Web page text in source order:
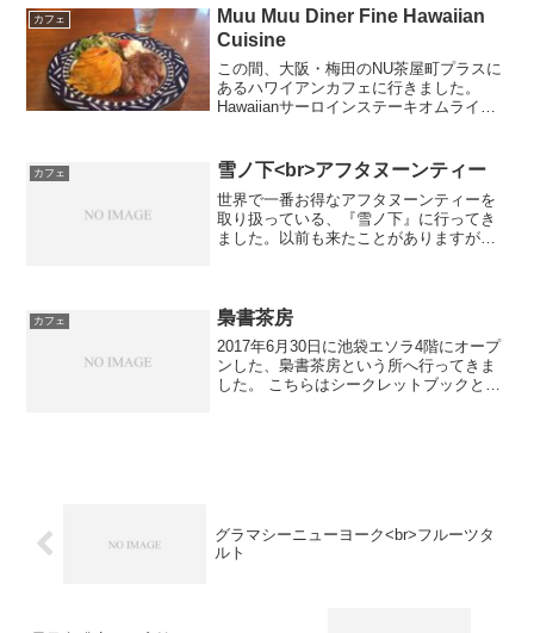
ーキ宮崎県特産の柑橘類を使ったケーキ
です。日向夏は果肉部分...
カフェ
Muu Muu Diner Fine Hawaiian
Cuisine
この間、大阪・梅田のNU茶屋町プラスに
あるハワイアンカフェに行きました。
Hawaiianサーロインステーキオムライス
とろみのあるソースとの相性が良かった
です。チョ...
カフェ 雪ノ下<br>アフタヌーンティー
世界で一番お得なアフタヌーンティーを
取り扱っている、『雪ノ下』に行ってき
ました。以前も来たことがありますが、
っていました。マス...
カフェ 梟書茶房
2017年6月30日に池袋エソラ4階にオープ
ンした、梟書茶房という所へ行ってきま
した。 こちらはシークレットブックとい
グラマシーニューヨーク<br>フルーツタ
ルト